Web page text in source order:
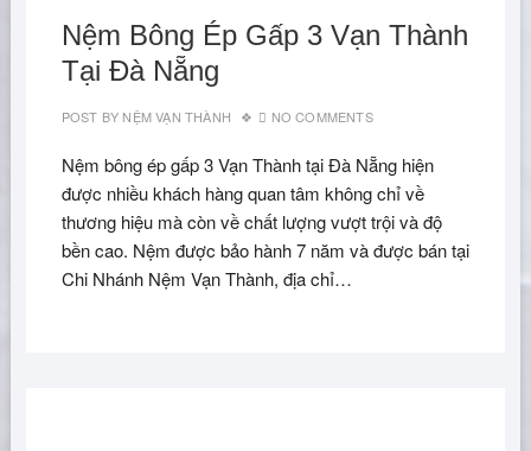
Nệm Bông Ép Gấp 3 Vạn Thành
Tại Đà Nẵng
POST BY NỆM VẠN THÀNH NO COMMENTS
Nệm bông ép gấp 3 Vạn Thành tại Đà Nẵng hiện
được nhiều khách hàng quan tâm không chỉ về
thương hiệu mà còn về chất lượng vượt trội và độ
bền cao. Nệm được bảo hành 7 năm và được bán tại
Chi Nhánh Nệm Vạn Thành, địa chỉ…